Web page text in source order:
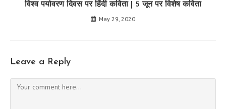
विश्व पर्यावरण दिवस पर हिंदी कविता | 5 जून पर विशेष कविता
May 29, 2020
Leave a Reply
Comment